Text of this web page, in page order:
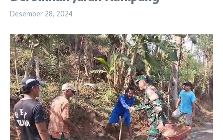
Desember 28, 2024